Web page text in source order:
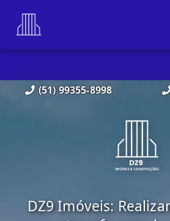
(51) 99355-8998
DZ9 Imóveis: